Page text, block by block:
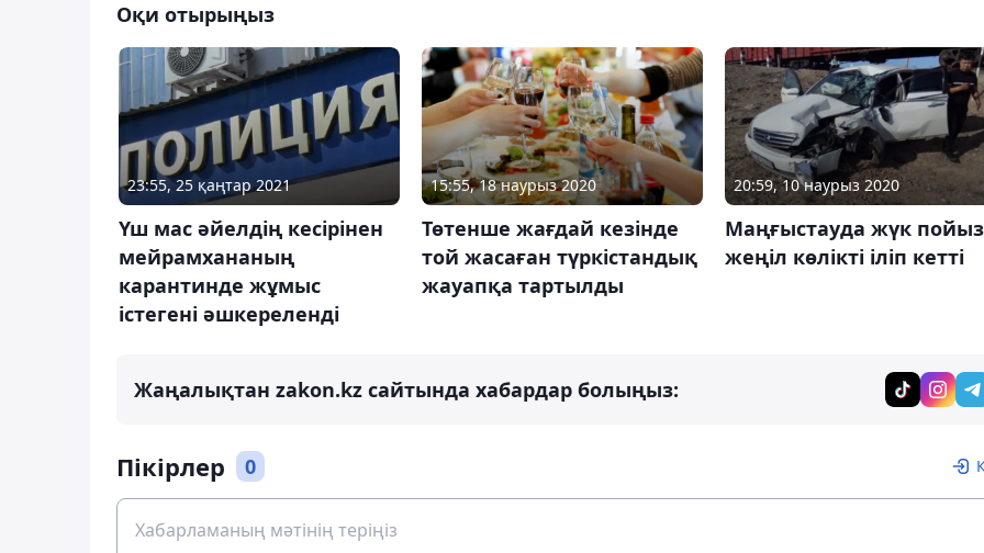
Оқи отырыңыз
23:55, 25 қаңтар 2021
Үш мас әйелдің кесірінен
мейрамхананың
карантинде жұмыс
істегені әшкереленді
15:55, 18 наурыз 2020
Төтенше жағдай кезінде
той жасаған түркістандық
жауапқа тартылды
20:59, 10 наурыз 2020
Маңғыстауда жүк
жеңіл көлікті іліп кетті
Жаңалықтан zakon.kz сайтында хабардар болыңыз:
Пікірлер 0